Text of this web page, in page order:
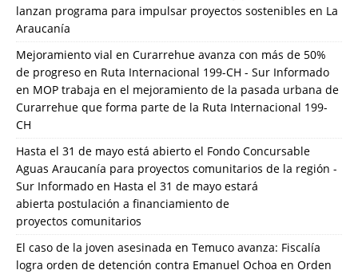
lanzan programa para impulsar proyectos sostenibles en La
Araucanía
Mejoramiento vial en Curarrehue avanza con más de 50%
de progreso en Ruta Internacional 199-CH - Sur Informado
en MOP trabaja en el mejoramiento de la pasada urbana de
Curarrehue que forma parte de la Ruta Internacional 199-
CH
Hasta el 31 de mayo está abierto el Fondo Concursable
Aguas Araucanía para proyectos comunitarios de la región -
Sur Informado en Hasta el 31 de mayo estará
abierta postulación a financiamiento de
proyectos comunitarios
El caso de la joven asesinada en Temuco avanza: Fiscalía
logra orden de detención contra Emanuel Ochoa en Orden